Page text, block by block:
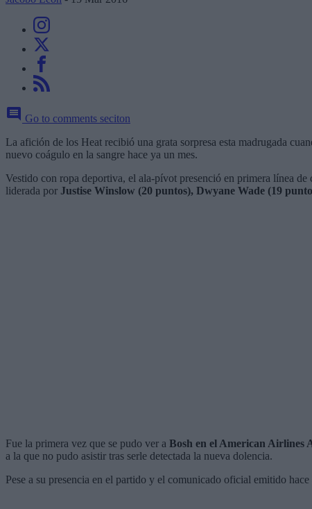
Go to comments seciton
La afición de los Heat recibió una grata sorpresa esta madrugada
nuevo coágulo en la sangre hace ya un mes.
Vestido con ropa deportiva, el ala-pívot presenció en primera línea
liderada por Justise Winslow (20 puntos), Dwyane Wade (19
Fue la primera vez que se pudo ver a Bosh en el American Airlines
a la que no pudo asistir tras serle detectada la nueva dolencia.
Pese a su presencia en el partido y el comunicado oficial emitido